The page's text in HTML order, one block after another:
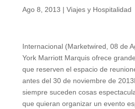
Ago 8, 2013 | Viajes y Hospitalidad
Internacional (Marketwired, 08 de
York Marriott Marquis ofrece
que reserven el espacio de
antes del 30 de noviembre de
siempre suceden cosas
que quieran organizar un evento